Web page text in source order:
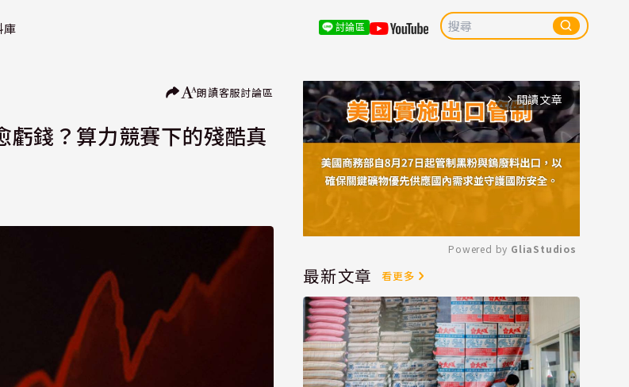
庫 討論區
朗讀客服討論區
錢？算力競賽下的殘酷真
arrow_forward_ios 閱讀文章
Mute
Powered by GliaStudios
最新文章 看更多